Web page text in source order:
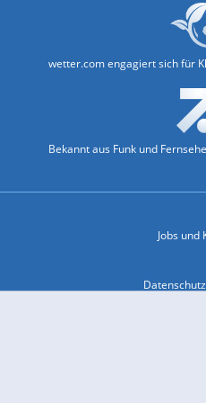
wetter.com engagiert sich für
Bekannt aus Funk und
Jobs und